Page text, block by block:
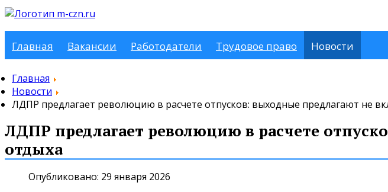
Главная Вакансии Работодатели Трудовое право Новости
Главная
Новости
ЛДПР предлагает революцию в расчете отпусков: выходные предлагают не
ЛДПР предлагает революцию в расчете
отдыха
Опубликовано: 29 января 2026